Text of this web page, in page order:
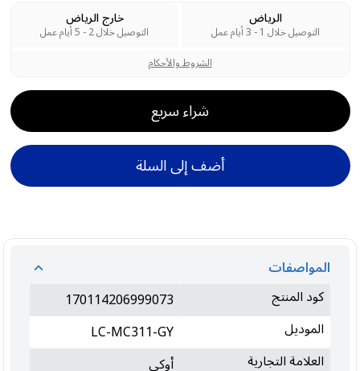
الرياض
التوصيل خلال 1 - 3 أيام عمل
خارج الرياض
التوصيل خلال 2 - 5 أيام عمل
الشروط والأحكام
شراء سريع
أضف إلى السلة
المواصفات
كود المنتج
170114206999073
الموديل
LC-MC311-GY
العلامة التجارية
أوكي